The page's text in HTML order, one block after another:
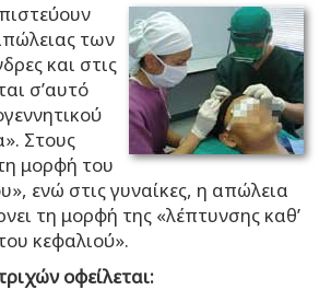
των
και στις
σ’αυτό
Στους
μορφή του
ενώ στις γυναίκες, η απώλεια
τη μορφή της «λέπτυνσης καθ’
κεφαλιού».
οφείλεται: